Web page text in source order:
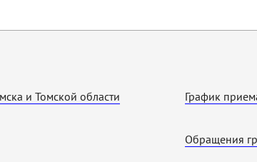
и Томской области График
Обращения